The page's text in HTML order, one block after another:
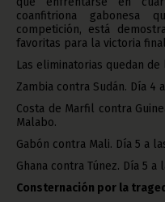
coanfitriona gabonesa
competición, está
favoritas para la victoria
Las eliminatorias quedan
Zambia contra Sudán. Día 4
Costa de Marfil contra
Malabo.
Gabón contra Mali. Día 5 a
Ghana contra Túnez. Día 5
Consternación por la